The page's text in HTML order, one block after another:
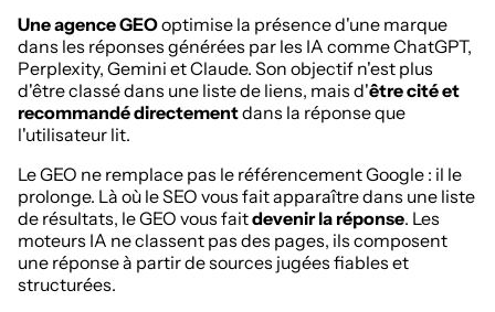
Une agence GEOoptimise la présence d'une marque
dans les réponses générées par les IA comme ChatGPT,
Perplexity, Gemini et Claude. Son objectif n'est plus
d'être classé dans une liste de liens, mais d'être cité et
recommandé directementdans la réponse que
l'utilisateur lit.
Le GEO ne remplace pas le référencement Google : il le
prolonge. Là où le SEO vous fait apparaître dans une liste
de résultats, le GEO vous faitdevenir la réponse. Les
moteurs IA ne classent pas des pages, ils composent
une réponse à partir de sources jugées fiables et
structurées.